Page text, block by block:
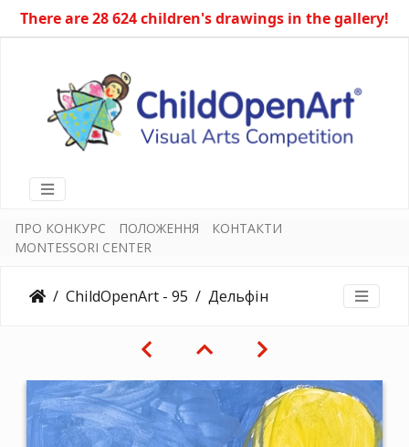
There are 28 624 children's drawings in the gallery!
ПРО КОНКУРС ПОЛОЖЕННЯ
КОНТАКТИ
MONTESSORI CENTER
ChildOpenArt - 95 Дельфін